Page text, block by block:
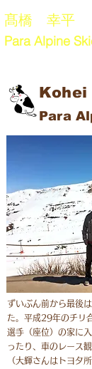
髙橋 幸平
Para Alpine
Kohei
Para
ずいぶん前から最後
た。平成29年のチリ
選手（座位）の家に
ったり、車のレース
（大輝さんはトヨタ